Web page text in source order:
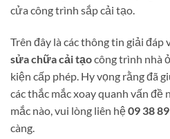
cửa công trình sắp cải tạo.
Trên đây là các thông tin giải đáp
sửa chữa cải tạocông trình nhà
kiện cấp phép. Hy vọng rằng đã
các thắc mắc xoay quanh vấn đề
mắc nào, vui lòng liên hệ09 38
càng.